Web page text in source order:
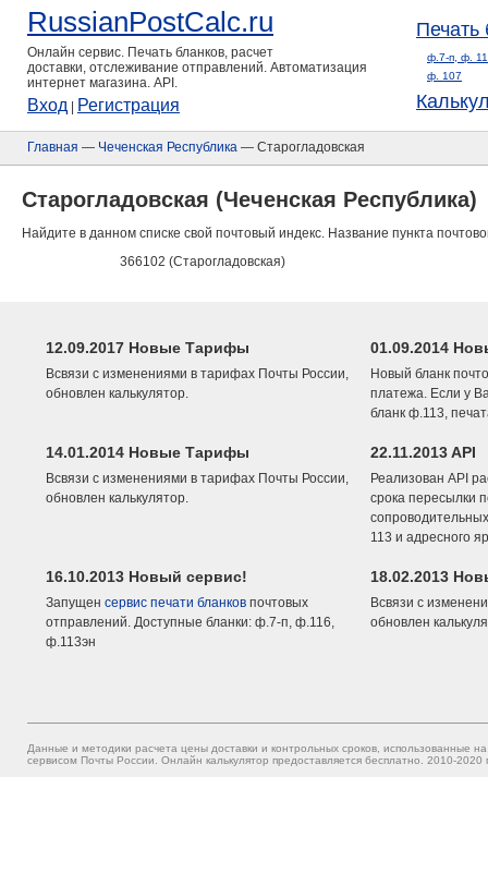
RussianPostCalc.ru
Онлайн сервис. Печать бланков, расчет
доставки, отслеживание отправлений. Автоматизация
интернет магазина. API.
Вход Регистрация
Печать
ф.7-п, ф.
ф. 107
Главная — Чеченская Республика — Старогладовская
Старогладовская (Чеченская Республика)
Найдите в данном списке свой почтовый индекс. Название пункта
366102 (Старогладовская)
12.09.2017 Новые Тарифы
Всвязи с изменениями в тарифах Почты России,
обновлен калькулятор.
01.09.2014
Новый бланк
платежа. Если у
бланк ф.113,
14.01.2014 Новые Тарифы
Всвязи с изменениями в тарифах Почты России,
обновлен калькулятор.
22.11.2013 API
Реализован API
срока пересылки
113 и адресного
16.10.2013 Новый сервис!
Запущен сервис печати бланков почтовых
отправлений. Доступные бланки: ф.7-п, ф.116,
ф.113эн
18.02.2013
Всвязи с
обновлен
Данные и методики расчета цены доставки и контрольных сроков, использованные
сервисом Почты России. Онлайн калькулятор предоставляется бесплатно. 2010-2020